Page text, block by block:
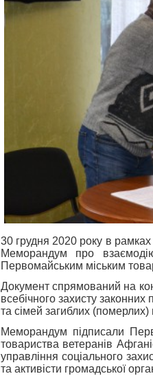
30 грудня 2020 року в рамках
Меморандум про
Первомайським міським
Документ спрямований на
всебічного захисту законних
та сімей загиблих (померлих)
Меморандум підписали
товариства ветеранів
управління соціального
та активісти громадської